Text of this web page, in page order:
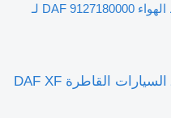
ضاغط الهواء DAF 9127180000 لـ
ضاغط الهواء DAF 9127180000 لـ السيارات القاطرة DAF XF